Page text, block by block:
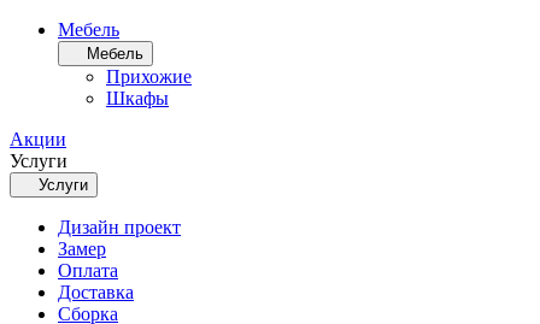
Мебель
Мебель
Прихожие
Шкафы
Акции
Услуги
Услуги
Дизайн проект
Замер
Оплата
Доставка
Сборка